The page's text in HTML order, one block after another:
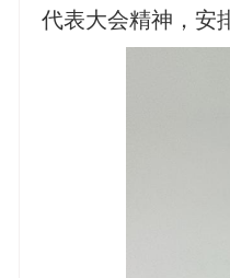
代表大会精神，安